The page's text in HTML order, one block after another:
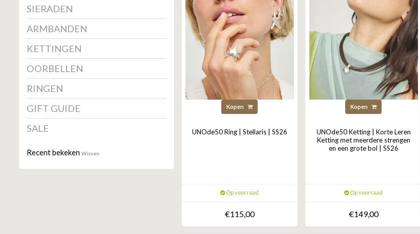
SIERADEN
ARMBANDEN
KETTINGEN
OORBELLEN
RINGEN
GIFT GUIDE
SALE
Recent bekeken Wissen
Kopen
UNOde50 Ring | Stellaris | SS26
Op voorraad
€115,00
Kopen
UNOde50 Ketting | Korte Leren
Ketting met meerdere strengen
en een grote bol | SS26
Op voorraad
€149,00